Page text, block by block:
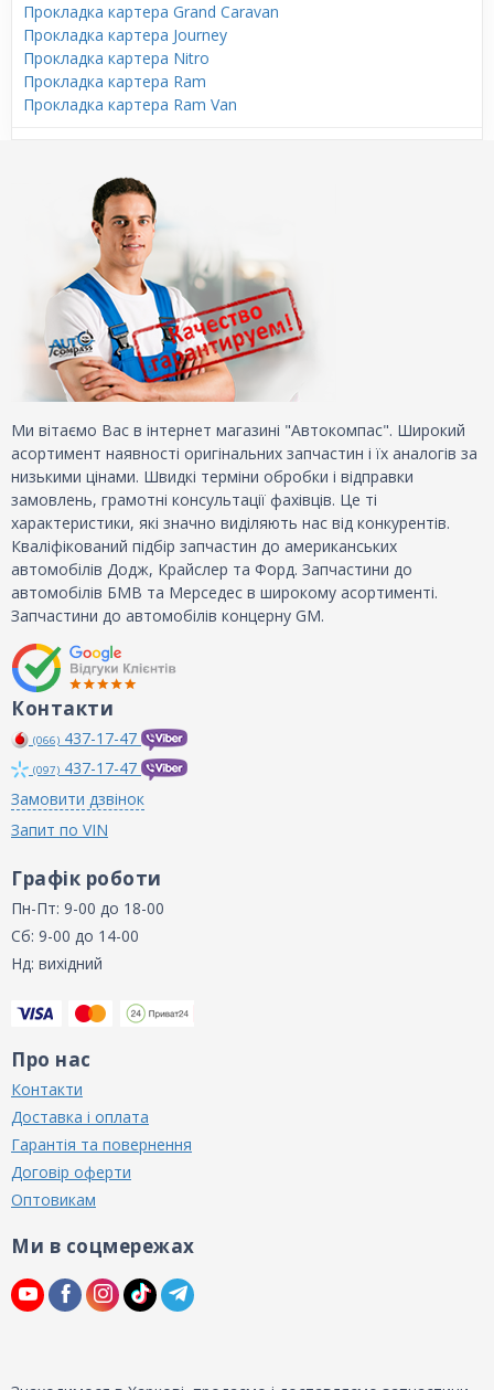
Прокладка картера Grand Caravan
Прокладка картера Journey
Прокладка картера Nitro
Прокладка картера Ram
Прокладка картера Ram Van
Ми вітаємо Вас в інтернет магазині "Автокомпас". Широкий
асортимент наявності оригінальних запчастин і їх аналогів за
низькими цінами. Швидкі терміни обробки і відправки
замовлень, грамотні консультації фахівців. Це ті
характеристики, які значно виділяють нас від конкурентів.
Кваліфікований підбір запчастин до американських
автомобілів Додж, Крайслер та Форд. Запчастини до
автомобілів БМВ та Мерседес в широкому асортименті.
Запчастини до автомобілів концерну GM.
Контакти
(066) 437-17-47
(097) 437-17-47
Замовити дзвінок
Запит по VIN
Графік роботи
Пн-Пт: 9-00 до 18-00
Сб: 9-00 до 14-00
Нд: вихідний
Про нас
Контакти
Доставка і оплата
Гарантія та повернення
Договір оферти
Оптовикам
Ми в соцмережах